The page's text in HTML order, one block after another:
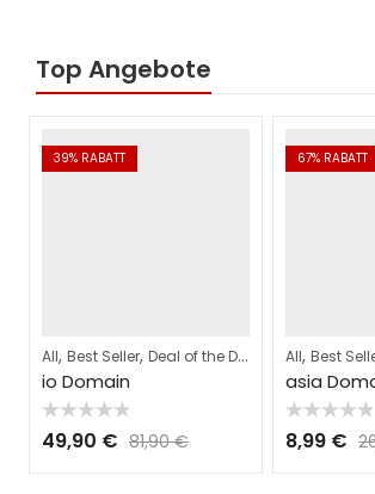
Top Angebote
39% RABATT
All, Best Seller, Deal of the Day Domains,
io Domain
Bewertet
mit
49,90 € 81,90€
67% RABATT
All, Best
asia
Bewertet
mit
8,99 €